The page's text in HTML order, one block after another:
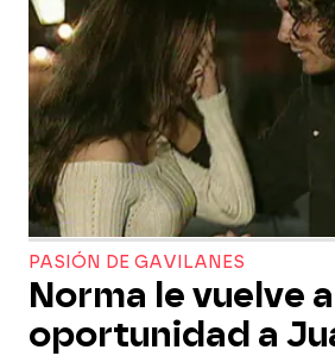
PASIÓN DE GAVILANES
Norma le vuelve
oportunidad a